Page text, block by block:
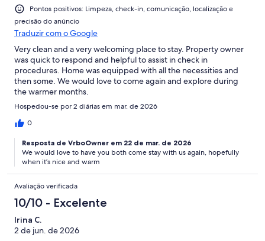
Pontos positivos: Limpeza, check-in, comunicação, localização e
precisão do anúncio
Traduzir com o Google
Very clean and a very welcoming place to stay. Property owner
was quick to respond and helpful to assist in check in
procedures. Home was equipped with all the necessities and
then some. We would love to come again and explore during
the warmer months.
Hospedou-se por 2 diárias em mar. de 2026
0
Resposta de VrboOwner em 22 de mar. de 2026
We would love to have you both come stay with us again, hopefully
when it’s nice and warm
Avaliação verificada
10/10 - Excelente
Irina C.
2 de jun. de 2026